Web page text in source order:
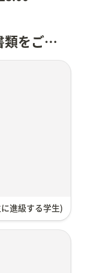
該当理由をクリック後必要書類をご覧いただけます。
進級する学生)